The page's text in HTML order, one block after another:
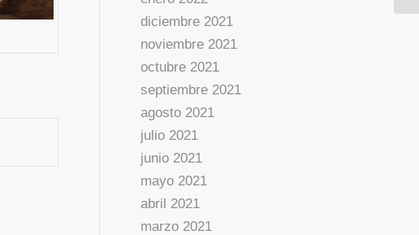
diciembre 2021
noviembre 2021
octubre 2021
septiembre 2021
agosto 2021
julio 2021
junio 2021
mayo 2021
abril 2021
marzo 2021